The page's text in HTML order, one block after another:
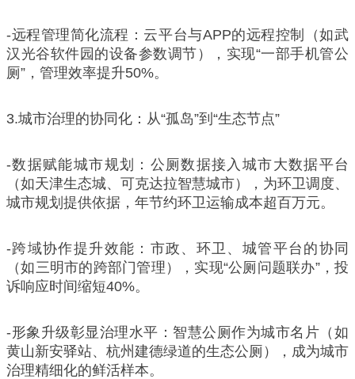
-远程管理简化流程：云平台与APP的远程控制（如武
汉光谷软件园的设备参数调节），实现“一部手机管公
厕”，管理效率提升50%。
3.城市治理的协同化：从“孤岛”到“生态节点”
-数据赋能城市规划：公厕数据接入城市大数据平台
（如天津生态城、可克达拉智慧城市），为环卫调度、
城市规划提供依据，年节约环卫运输成本超百万元。
-跨域协作提升效能：市政、环卫、城管平台的协同
（如三明市的跨部门管理），实现“公厕问题联办”，投
诉响应时间缩短40%。
-形象升级彰显治理水平：智慧公厕作为城市名片（如
黄山新安驿站、杭州建德绿道的生态公厕），成为城市
治理精细化的鲜活样本。